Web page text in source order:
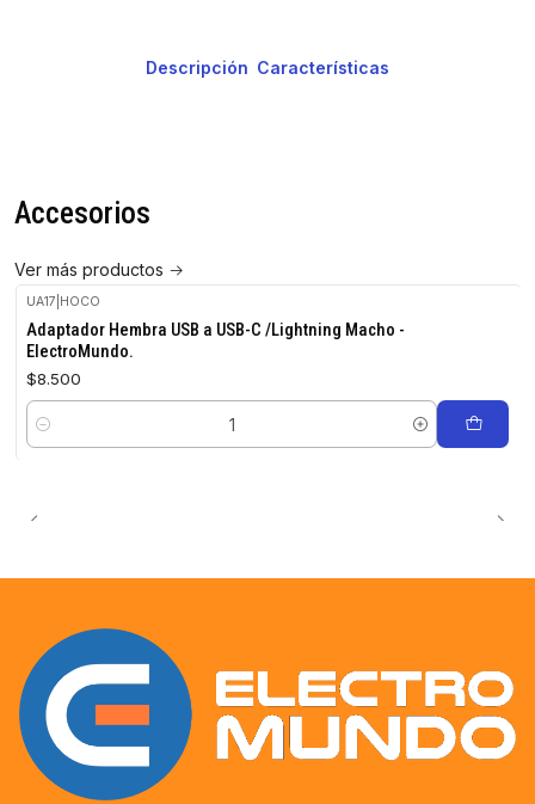
Descripción Características
Accesorios
Ver más productos
UA17 HOCO
Adaptador Hembra USB a USB-C /Lightning Macho -
ElectroMundo.
$8.500
Cantidad